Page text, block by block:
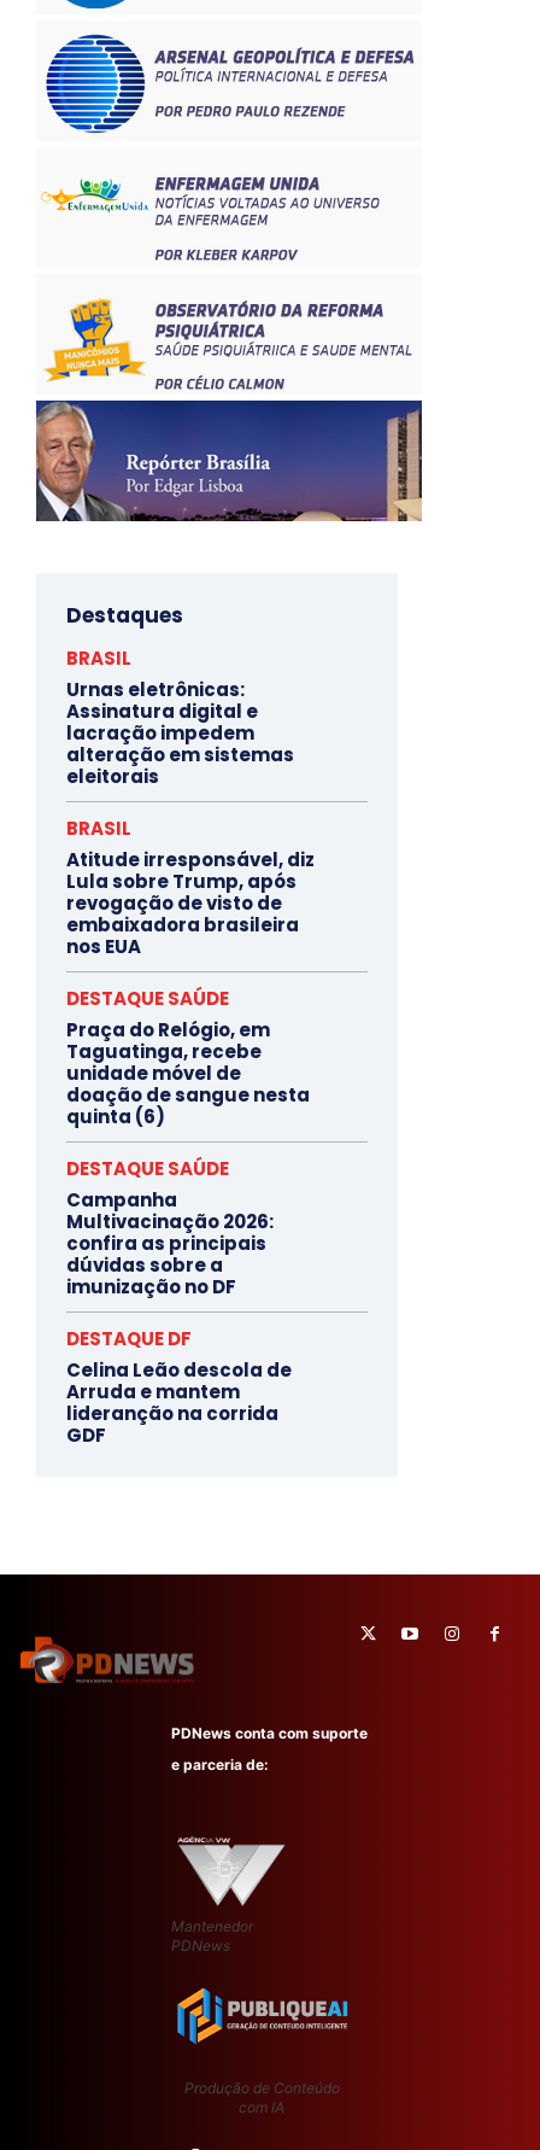
Destaques
BRASIL
Urnas eletrônicas:
Assinatura digital e
lacração impedem
alteração em sistemas
eleitorais
BRASIL
Atitude irresponsável, diz
Lula sobre Trump, após
revogação de visto de
embaixadora brasileira
nos EUA
DESTAQUE SAÚDE
Praça do Relógio, em
Taguatinga, recebe
unidade móvel de
doação de sangue nesta
quinta (6)
DESTAQUE SAÚDE
Campanha
Multivacinação 2026:
confira as principais
dúvidas sobre a
imunização no DF
DESTAQUE DF
Celina Leão descola de
Arruda e mantem
lideranção na corrida
GDF
PDNews conta com suporte
e parceria de:
Mantenedor
PDNews
Produção de Conteúdo
com IA